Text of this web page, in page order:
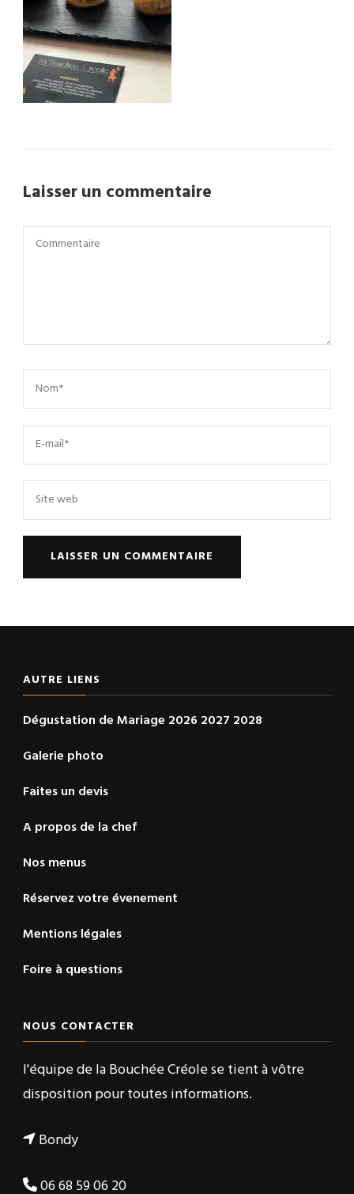
Laisser un commentaire
AUTRE LIENS
Dégustation de Mariage 2026 2027 2028
Galerie photo
Faites un devis
A propos de la chef
Nos menus
Réservez votre évenement
Mentions légales
Foire à questions
NOUS CONTACTER
l'équipe de la Bouchée Créole se tient à vôtre
disposition pour toutes informations.
Bondy
06 68 59 06 20